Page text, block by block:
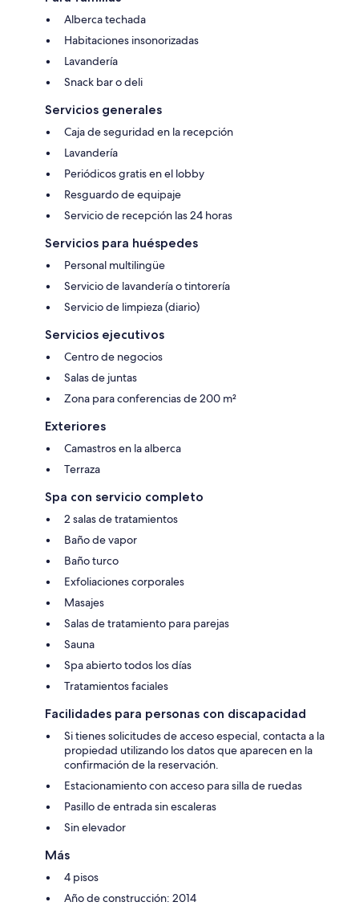
Alberca techada
Habitaciones insonorizadas
Lavandería
Snack bar o deli
Servicios generales
Caja de seguridad en la recepción
Lavandería
Periódicos gratis en el lobby
Resguardo de equipaje
Servicio de recepción las 24 horas
Servicios para huéspedes
Personal multilingüe
Servicio de lavandería o tintorería
Servicio de limpieza (diario)
Servicios ejecutivos
Centro de negocios
Salas de juntas
Zona para conferencias de 200 m²
Exteriores
Camastros en la alberca
Terraza
Spa con servicio completo
2 salas de tratamientos
Baño de vapor
Baño turco
Exfoliaciones corporales
Masajes
Salas de tratamiento para parejas
Sauna
Spa abierto todos los días
Tratamientos faciales
Facilidades para personas con discapacidad
Si tienes solicitudes de acceso especial, contacta a la
propiedad utilizando los datos que aparecen en la
confirmación de la reservación.
Estacionamiento con acceso para silla de ruedas
Pasillo de entrada sin escaleras
Sin elevador
Más
4 pisos
Año de construcción: 2014